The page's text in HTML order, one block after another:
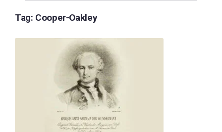
Tag: Cooper-Oakley